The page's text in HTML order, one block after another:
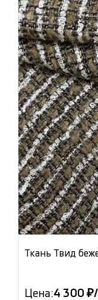
Ткань Твид
Цена:4 300